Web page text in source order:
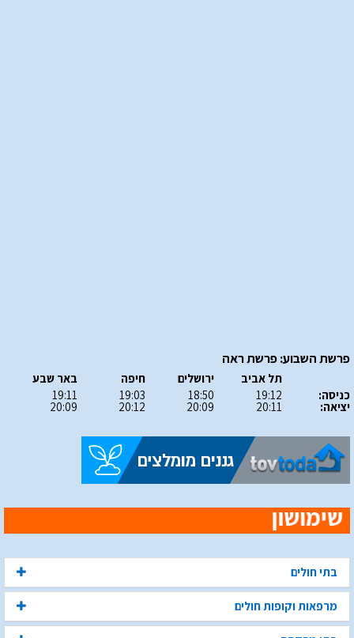
פרשת השבוע: פרשת ראה
כניסה:
יציאה:
תל אביב
19:12
20:11
ירושלים
18:50
20:09
חיפה
19:03
20:12
באר שבע
19:11
20:09
בתי חולים
מרפאות וקופות חולים